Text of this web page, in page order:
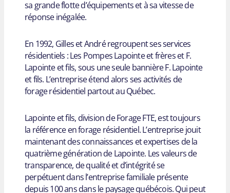
sa grande flotte d’équipements et à sa vitesse de
réponse inégalée.
En 1992, Gilles et André regroupent ses services
résidentiels : Les Pompes Lapointe et frères et F.
Lapointe et fils, sous une seule bannière F. Lapointe
et fils. L’entreprise étend alors ses activités de
forage résidentiel partout au Québec.
Lapointe et fils, division de Forage FTE, est toujours
la référence en forage résidentiel. L’entreprise jouit
maintenant des connaissances et expertises de la
quatrième génération de Lapointe. Les valeurs de
transparence, de qualité et d’intégrité se
perpétuent dans l’entreprise familiale présente
depuis 100 ans dans le paysage québécois. Qui peut